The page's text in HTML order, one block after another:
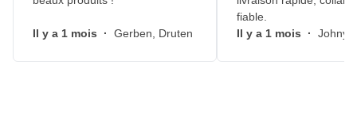
Il y a 1 mois · Gerben, Druten
fiable.
Il y a 1 mois · Johny,